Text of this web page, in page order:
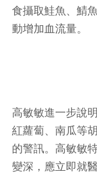
食攝取鮭魚、鯖
動增加血流量。
高敏敏進一步說
紅蘿蔔、南瓜等
的警訊。高敏敏
變深，應立即就